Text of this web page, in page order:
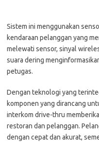
Sistem ini menggunakan
kendaraan pelanggan yang
melewati sensor, sinyal
suara dering
petugas.
Dengan teknologi yang
komponen yang dirancang
interkom drive-thru
restoran dan pelanggan.
dengan cepat dan akurat,